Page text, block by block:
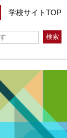
学校サイトTOP